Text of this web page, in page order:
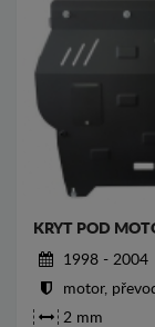
KRYT POD
1998 - 2004
motor,
2 mm